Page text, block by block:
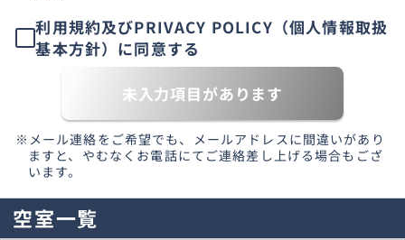
利用規約及びPRIVACY POLICY（個人情報取扱
基本方針）に同意する
未入力項目があります
※メール連絡をご希望でも、メールアドレスに間違いがあり
ますと、やむなくお電話にてご連絡差し上げる場合もござ
います。
空室一覧